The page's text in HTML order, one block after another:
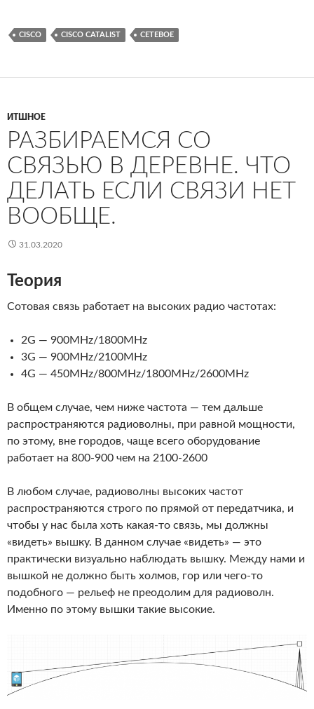
CISCO CISCO CATALIST СЕТЕВОЕ
ИТШНОЕ
РАЗБИРАЕМСЯ СО
СВЯЗЬЮ В ДЕРЕВНЕ. ЧТО
ДЕЛАТЬ ЕСЛИ СВЯЗИ НЕТ
ВООБЩЕ.
31.03.2020
Теория
Сотовая связь работает на высоких радио частотах:
2G — 900MHz/1800MHz
3G — 900MHz/2100MHz
4G — 450MHz/800MHz/1800MHz/2600MHz
В общем случае, чем ниже частота — тем дальше
распространяются радиоволны, при равной мощности,
по этому, вне городов, чаще всего оборудование
работает на 800-900 чем на 2100-2600
В любом случае, радиоволны высоких частот
распространяются строго по прямой от передатчика, и
чтобы у нас была хоть какая-то связь, мы должны
«видеть» вышку. В данном случае «видеть» — это
практически визуально наблюдать вышку. Между нами и
вышкой не должно быть холмов, гор или чего-то
подобного — рельеф не преодолим для радиоволн.
Именно по этому вышки такие высокие.